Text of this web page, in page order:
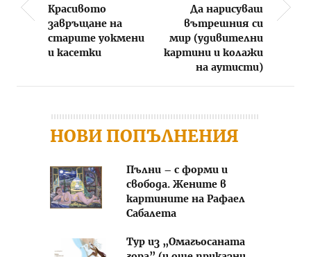
Post navigation
Красивото
завръщане на
старите уокмени
и касетки
Да нарисуваш
вътрешния си
мир (удивителни
картини и колажи
на аутисти)
НОВИ ПОПЪЛНЕНИЯ
Пълни – с форми и
свобода. Жените в
картините на Рафаел
Сабалета
Тур из „Омагьосаната